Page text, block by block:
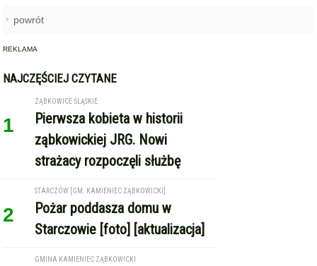
powrót
REKLAMA
NAJCZĘŚCIEJ CZYTANE
1
ZĄBKOWICE ŚLĄSKIE
Pierwsza kobieta w historii
ząbkowickiej JRG. Nowi
strażacy rozpoczęli służbę
2
STARCZÓW [GM. KAMIENIEC ZĄBKOWICKI]
Pożar poddasza domu w
Starczowie [foto] [aktualizacja]
GMINA KAMIENIEC ZĄBKOWICKI